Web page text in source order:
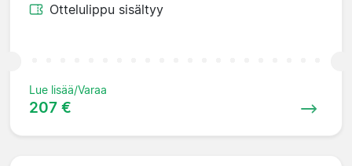
Ottelulippu sisältyy
Lue lisää/Varaa
207 €